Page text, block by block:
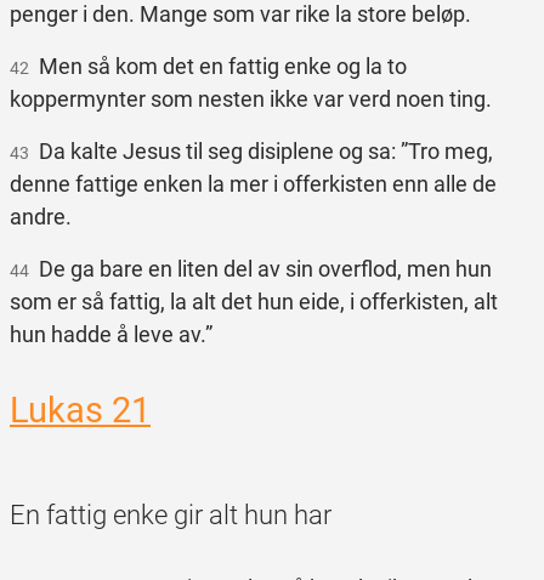
penger i den. Mange som var rike la store beløp.
42 Men så kom det en fattig enke og la to
koppermynter som nesten ikke var verd noen ting.
43 Da kalte Jesus til seg disiplene og sa: ”Tro meg,
denne fattige enken la mer i offerkisten enn alle de
andre.
44 De ga bare en liten del av sin overflod, men hun
som er så fattig, la alt det hun eide, i offerkisten, alt
hun hadde å leve av.”
Lukas 21
En fattig enke gir alt hun har